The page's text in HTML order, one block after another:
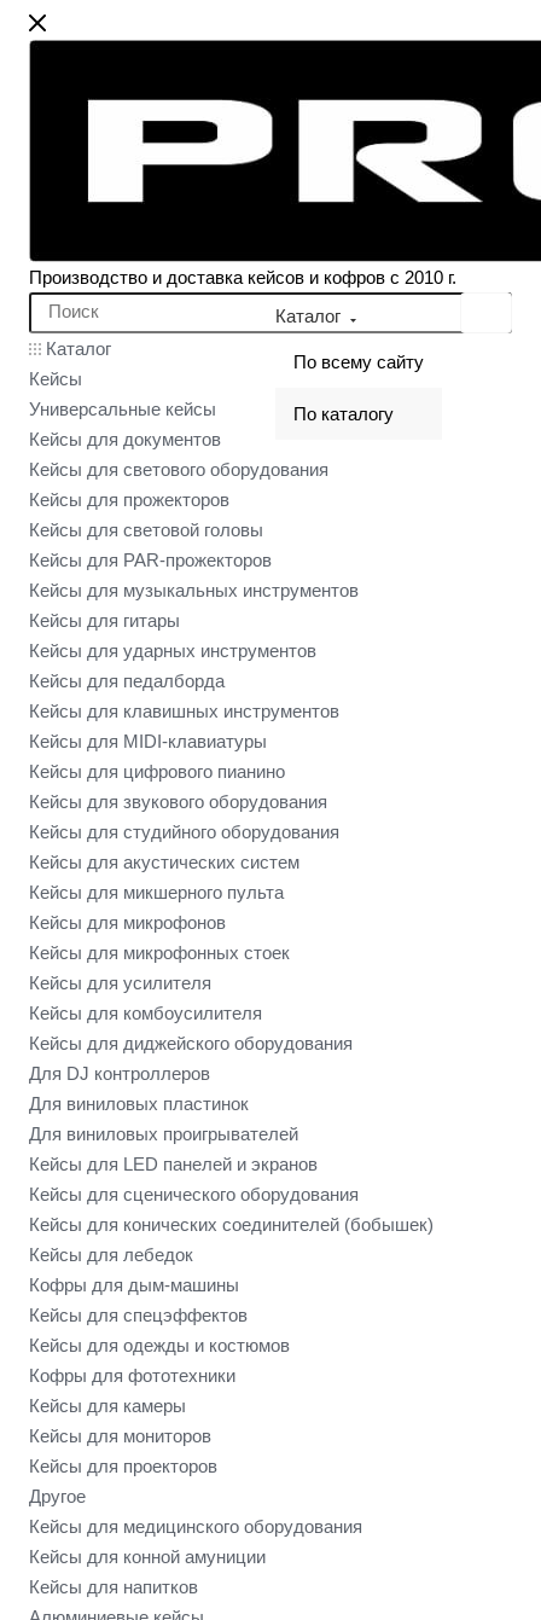
Производство и доставка кейсов и кофров с 2010 г.
Каталог
По всему сайту
По каталогу
Каталог
Кейсы
Универсальные кейсы
Кейсы для документов
Кейсы для светового оборудования
Кейсы для прожекторов
Кейсы для световой головы
Кейсы для PAR-прожекторов
Кейсы для музыкальных инструментов
Кейсы для гитары
Кейсы для ударных инструментов
Кейсы для педалборда
Кейсы для клавишных инструментов
Кейсы для MIDI-клавиатуры
Кейсы для цифрового пианино
Кейсы для звукового оборудования
Кейсы для студийного оборудования
Кейсы для акустических систем
Кейсы для микшерного пульта
Кейсы для микрофонов
Кейсы для микрофонных стоек
Кейсы для усилителя
Кейсы для комбоусилителя
Кейсы для диджейского оборудования
Для DJ контроллеров
Для виниловых пластинок
Для виниловых проигрывателей
Кейсы для LED панелей и экранов
Кейсы для сценического оборудования
Кейсы для конических соединителей (бобышек)
Кейсы для лебедок
Кофры для дым-машины
Кейсы для спецэффектов
Кейсы для одежды и костюмов
Кофры для фототехники
Кейсы для камеры
Кейсы для мониторов
Кейсы для проекторов
Другое
Кейсы для медицинского оборудования
Кейсы для конной амуниции
Кейсы для напитков